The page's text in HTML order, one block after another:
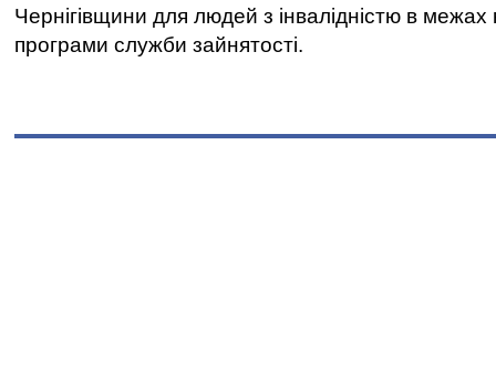
Чернігівщини для людей з інвалідністю в межах
програми служби зайнятості.